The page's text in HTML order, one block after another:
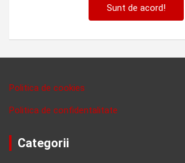
Sunt de acord!
Politica de cookies
Politica de confidentalitate
Categorii